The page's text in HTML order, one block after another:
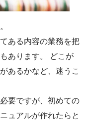
ある内容の業務を把
あります。 どこが
あるかなど、迷うこ
要ですが、初めての
ュアルが作れたらと